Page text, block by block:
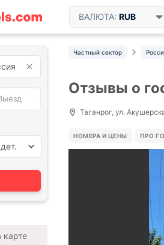
ВАЛЮТА: RUB
Частный сектор
Отзывы о
Таганрог, ул.
НОМЕРА И ЦЕНЫ ПРО
карте